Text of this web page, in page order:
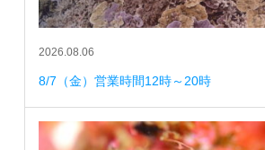
2026.08.06
8/7（金）営業時間12時～20時